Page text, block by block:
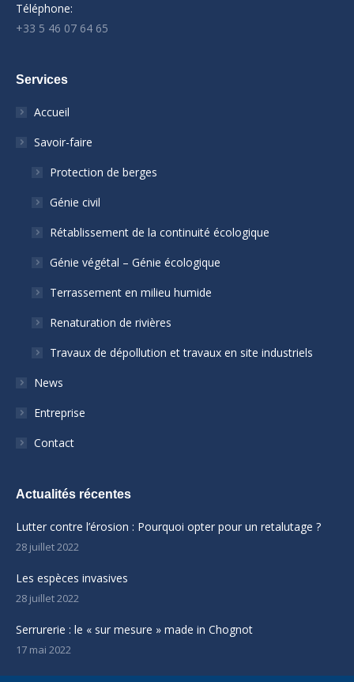
Téléphone:
+33 5 46 07 64 65
Services
Accueil
Savoir-faire
Protection de berges
Génie civil
Rétablissement de la continuité écologique
Génie végétal – Génie écologique
Terrassement en milieu humide
Renaturation de rivières
Travaux de dépollution et travaux en site industriels
News
Entreprise
Contact
Actualités récentes
Lutter contre l’érosion : Pourquoi opter pour un retalutage ?
28 juillet 2022
Les espèces invasives
28 juillet 2022
Serrurerie : le « sur mesure » made in Chognot
17 mai 2022